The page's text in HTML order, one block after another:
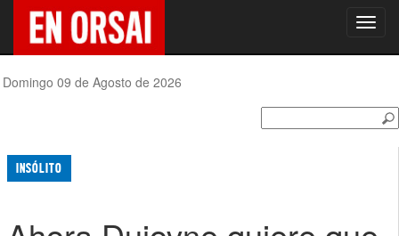
Domingo 09 de Agosto de 2026
INSÓLITO